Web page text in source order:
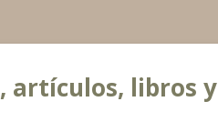
artículos, libros y